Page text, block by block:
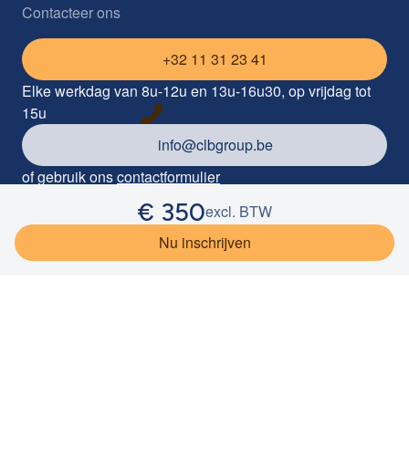
€ 350excl. BTW
Nu inschrijven
Contacteer ons
+32 11 31 23 41
Elke werkdag van 8u-12u en 13u-16u30, op vrijdag tot
15u
info@clbgroup.be
of gebruik onscontactformulier
Industrieterrein Kolmen 1085, 3570 Alken
PrivacyCookieverklaring